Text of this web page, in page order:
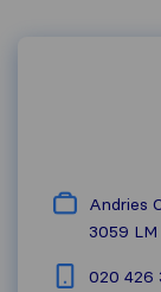
Andries
3059 LM
020 426